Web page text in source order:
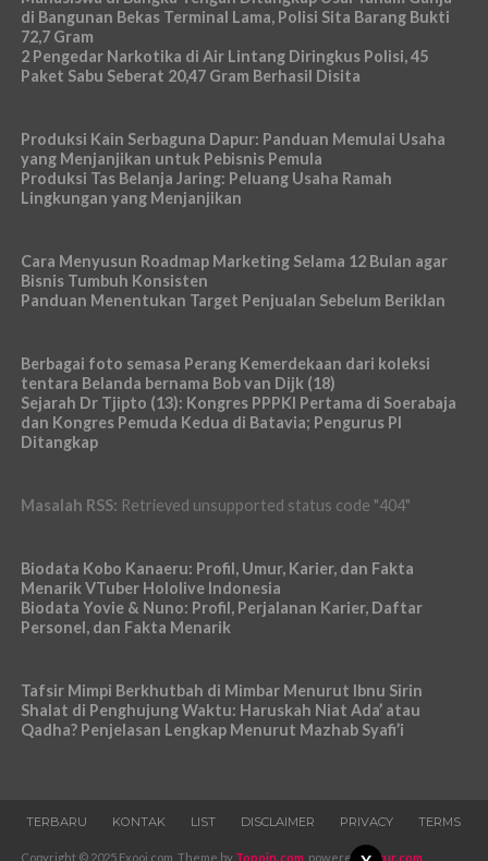
di Bangunan Bekas Terminal Lama, Polisi Sita Barang Bukti
72,7 Gram
2 Pengedar Narkotika di Air Lintang Diringkus Polisi, 45
Paket Sabu Seberat 20,47 Gram Berhasil Disita
Produksi Kain Serbaguna Dapur: Panduan Memulai Usaha
yang Menjanjikan untuk Pebisnis Pemula
Produksi Tas Belanja Jaring: Peluang Usaha Ramah
Lingkungan yang Menjanjikan
Cara Menyusun Roadmap Marketing Selama 12 Bulan agar
Bisnis Tumbuh Konsisten
Panduan Menentukan Target Penjualan Sebelum Beriklan
Berbagai foto semasa Perang Kemerdekaan dari koleksi
tentara Belanda bernama Bob van Dijk (18)
Sejarah Dr Tjipto (13): Kongres PPPKI Pertama di Soerabaja
dan Kongres Pemuda Kedua di Batavia; Pengurus PI
Ditangkap
Masalah RSS: Retrieved unsupported status code "404"
Biodata Kobo Kanaeru: Profil, Umur, Karier, dan Fakta
Menarik VTuber Hololive Indonesia
Biodata Yovie & Nuno: Profil, Perjalanan Karier, Daftar
Personel, dan Fakta Menarik
Tafsir Mimpi Berkhutbah di Mimbar Menurut Ibnu Sirin
Shalat di Penghujung Waktu: Haruskah Niat Ada’ atau
Qadha? Penjelasan Lengkap Menurut Mazhab Syafi’i
TERBARU KONTAK LIST DISCLAIMER PRIVACY TERMS
Copyright © 2025 Exooi.com. Theme by Topoin.com , poweredPugur.com